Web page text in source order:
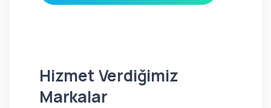
Hizmet Verdiğimiz
Markalar